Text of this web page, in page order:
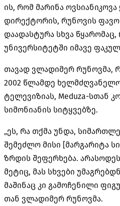
ის, რომ მარინა
დირექტორის, რუნოვის
დაადასტურა სხვა
უნივერსიტეტში იმავე
თავად ვლადიმერ რუნოვმა,
2002 წლამდე
ტელევიზიას, Meduza-სთან
სიმონიანის სიტყვებზე.
„ეს, რა თქმა უნდა,
შემეძლო მისი [მარგარიტა
ზრდის შეფერხება.
მეტიც, მას სხვები
მაშინაც კი გამოჩენილი
თან ვლადიმერ რუნოვმა.